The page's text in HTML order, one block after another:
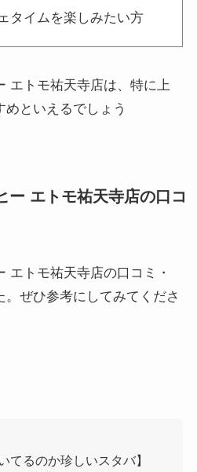
タイムを楽しみたい方
エトモ祐天寺店は、特に上
といえるでしょう
ー エトモ祐天寺店の口コ
エトモ祐天寺店の口コミ・
。ぜひ参考にしてみてくださ
てるのか珍しいスタバ】